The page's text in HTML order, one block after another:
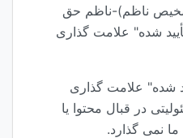
ناظم)-ناظم حق
شده" علامت گذاری
شده" علامت گذاری
در قبال محتوا یا
ما نمی گذارد.